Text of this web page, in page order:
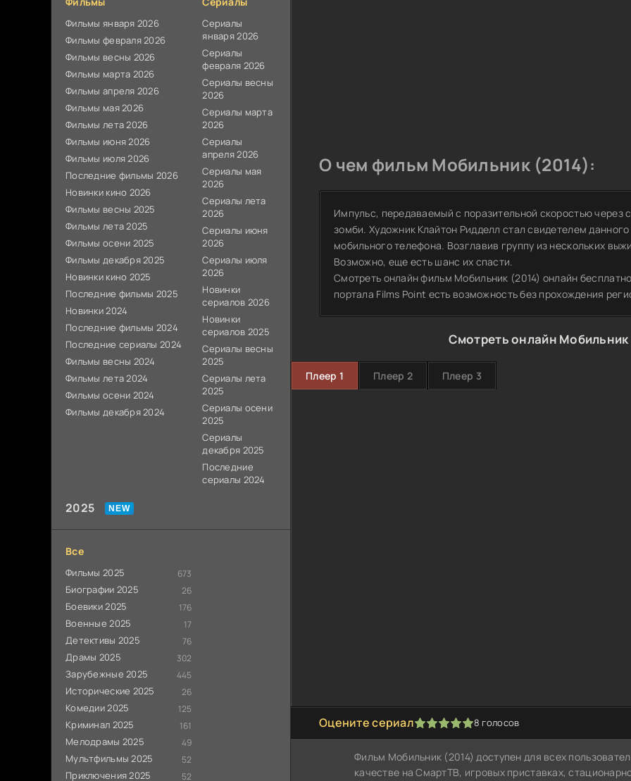
Фильмы января 2026
Фильмы февраля 2026
Фильмы весны 2026
Фильмы марта 2026
Фильмы апреля 2026
Фильмы мая 2026
Фильмы лета 2026
Фильмы июня 2026
Фильмы июля 2026
Последние фильмы 2026
Новинки кино 2026
Фильмы весны 2025
Фильмы лета 2025
Фильмы осени 2025
Фильмы декабря 2025
Новинки кино 2025
Последние фильмы 2025
Новинки 2024
Последние фильмы 2024
Последние сериалы 2024
Фильмы весны 2024
Фильмы лета 2024
Фильмы осени 2024
Фильмы декабря 2024
Сериалы
января 2026
Сериалы
февраля 2026
Сериалы весны
2026
Сериалы марта
2026
Сериалы
апреля 2026
Сериалы мая
2026
Сериалы лета
2026
Сериалы июня
2026
Сериалы июля
2026
Новинки
сериалов 2026
Новинки
сериалов 2025
Сериалы весны
2025
Сериалы лета
2025
Сериалы осени
2025
Сериалы
декабря 2025
Последние
сериалы 2024
2025
Все
Фильмы 2025 673
Биографии 2025 26
Боевики 2025 176
Военные 2025 17
Детективы 2025 76
Драмы 2025 302
Зарубежные 2025 445
Исторические 2025 26
Комедии 2025 125
Криминал 2025 161
Мелодрамы 2025 49
Мультфильмы 2025 52
Приключения 2025 52
О чем фильм Мобильник (2014):
Импульс, передаваемый с поразительной скоростью
зомби. Художник Клайтон Ридделл стал свидетелем
мобильного телефона. Возглавив группу из нескольких
Возможно, еще есть шанс их спасти.
Смотреть онлайн фильм Мобильник (2014) онлайн
портала Films Point есть возможность без прохождения
Смотреть онлайн Мобильник
Плеер 1 Плеер 2 Плеер 3
Оцените сериал
1 2 3 4 5 8 голосов
Фильм Мобильник (2014) доступен для всех
качестве на СмартТВ, игровых приставках,